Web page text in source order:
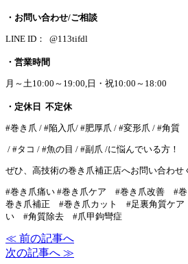
・お問い合わせ/ご相談
LINE ID： @113tifdl
・営業時間
月～土10:00～19:00,日・祝10:00～18:00
・定休日 不定休
#巻き爪 / #陥入爪/ #肥厚爪 / #変形爪 / #角質
/ #タコ / #魚の目 / #副爪 /に悩んでいる方！
ぜひ、高技術の巻き爪補正店へお問い合わせ
#巻き爪痛い #巻き爪ケア #巻き爪改善 #
巻き爪補正 #巻き爪カット #足裏角質ケ
い #角質除去 #爪甲鉤彎症
≪ 前の記事へ
次の記事へ ≫